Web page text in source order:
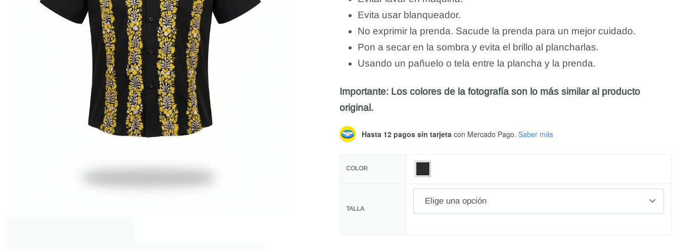
Evita usar blanqueador.
No exprimir la prenda. Sacude la prenda para un mejor cuidado.
Pon a secar en la sombra y evita el brillo al plancharlas.
Usando un pañuelo o tela entre la plancha y la prenda.
Importante: Los colores de la fotografía son lo más similar al producto
original.
Hasta 12 pagos sin tarjeta con Mercado Pago. Saber más
COLOR
TALLA